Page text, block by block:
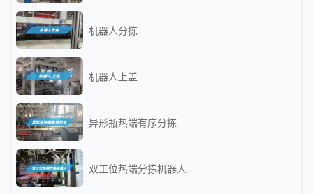
机器人分拣
机器人上盖
异形瓶热端有序分拣
双工位热端分拣机器人